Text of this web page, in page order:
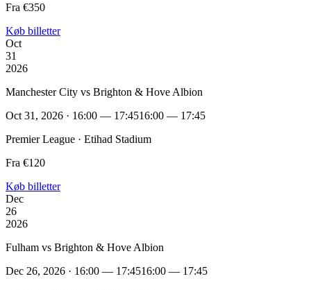
Fra €350
Køb billetter
Oct
31
2026
Manchester City vs Brighton & Hove Albion
Oct 31, 2026 · 16:00 — 17:4516:00 — 17:45
Premier League · Etihad Stadium
Fra €120
Køb billetter
Dec
26
2026
Fulham vs Brighton & Hove Albion
Dec 26, 2026 · 16:00 — 17:4516:00 — 17:45